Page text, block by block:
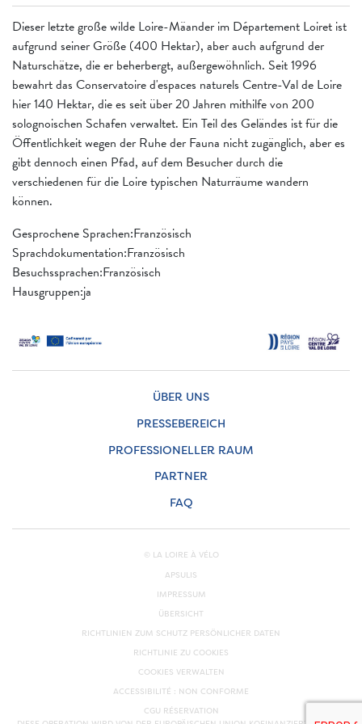
Dieser letzte große wilde Loire-Mäander im Département Loiret ist
aufgrund seiner Größe (400 Hektar), aber auch aufgrund der
Naturschätze, die er beherbergt, außergewöhnlich. Seit 1996
bewahrt das Conservatoire d'espaces naturels Centre-Val de Loire
hier 140 Hektar, die es seit über 20 Jahren mithilfe von 200
solognoischen Schafen verwaltet. Ein Teil des Geländes ist für die
Öffentlichkeit wegen der Ruhe der Fauna nicht zugänglich, aber es
gibt dennoch einen Pfad, auf dem Besucher durch die
verschiedenen für die Loire typischen Naturräume wandern
können.
Gesprochene Sprachen:Französisch
Sprachdokumentation:Französisch
Besuchssprachen:Französisch
Hausgruppen:ja
ÜBER UNS
PRESSEBEREICH
PROFESSIONELLER RAUM
PARTNER
FAQ
© LA LOIRE À VÉLO
APSULIS
IMPRESSUM
ÜBERSICHT
RICHTLINIEN ZUM SCHUTZ PERSÖNLICHER DATEN
RICHTLINIE ZU COOKIES
COOKIES VERWALTEN
ACCESSIBILITÉ : NON CONFORME
CGU RÉSERVATION